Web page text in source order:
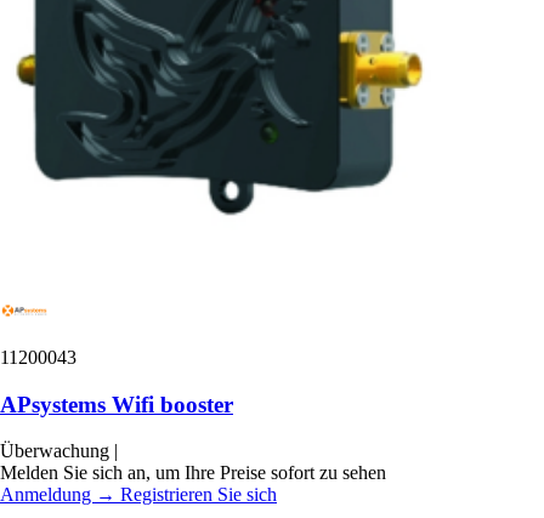
11200043
APsystems Wifi booster
Überwachung |
Melden Sie sich an, um Ihre Preise sofort zu sehen
Anmeldung → Registrieren Sie sich